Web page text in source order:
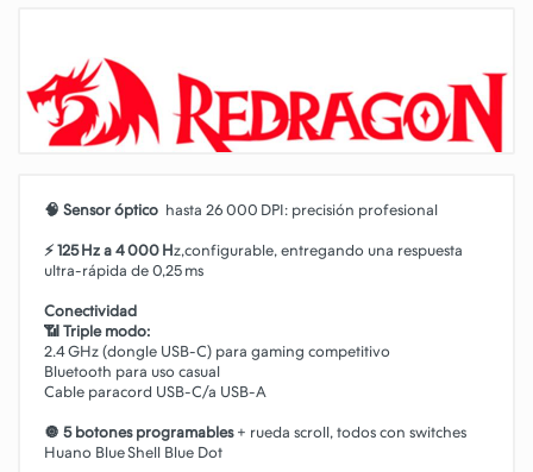
🧠 Sensor óptico hasta 26 000 DPI: precisión profesional
⚡ 125 Hz a 4 000 Hz,configurable, entregando una respuesta
ultra‑rápida de 0,25 ms
Conectividad
📶 Triple modo:
2.4 GHz (dongle USB-C) para gaming competitivo
Bluetooth para uso casual
Cable paracord USB-C/a USB-A
🔘 5 botones programables+ rueda scroll, todos con switches
Huano Blue Shell Blue Dot